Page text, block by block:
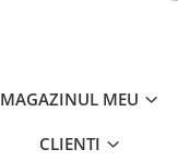
MAGAZINUL MEU
CLIENTI